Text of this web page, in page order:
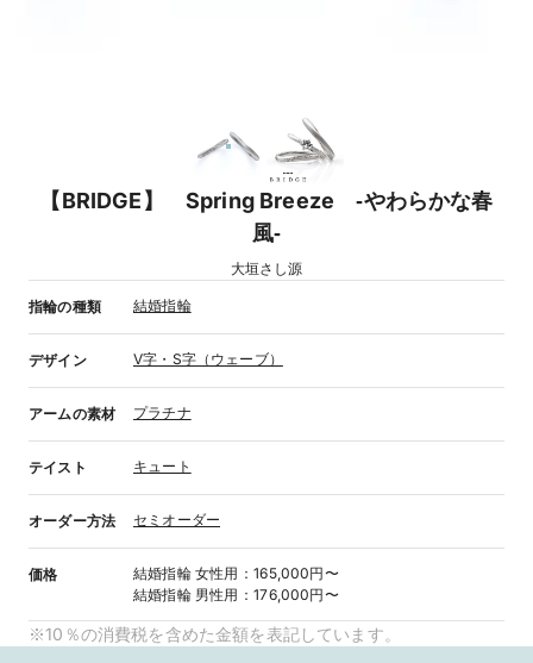
【BRIDGE】 Spring Breeze ‐やわらかな春
風‐
大垣さし源
指輪の種類 結婚指輪
デザイン V字・S字（ウェーブ）
アームの素材 プラチナ
テイスト キュート
オーダー方法 セミオーダー
価格 結婚指輪 女性用 ：165,000円〜
結婚指輪 男性用 ：176,000円〜
※10％の消費税を含めた金額を表記しています。